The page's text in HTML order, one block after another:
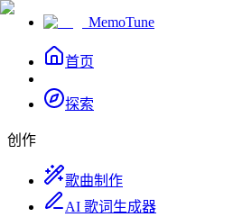
MemoTune
首页
探索
创作
歌曲制作
AI 歌词生成器